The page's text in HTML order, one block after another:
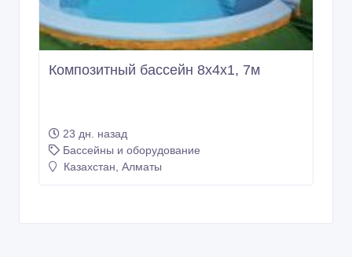
Композитный бассейн 8х4х1, 7м
23 дн. назад
Бассейны и оборудование
Казахстан, Алматы